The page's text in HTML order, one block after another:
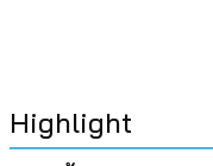
Highlight